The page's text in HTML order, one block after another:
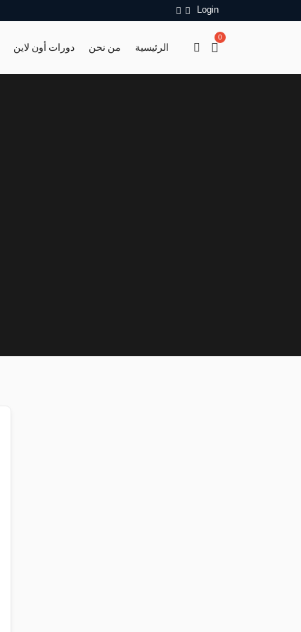
Login
الرئيسية من نحن دورات أون لاين
0